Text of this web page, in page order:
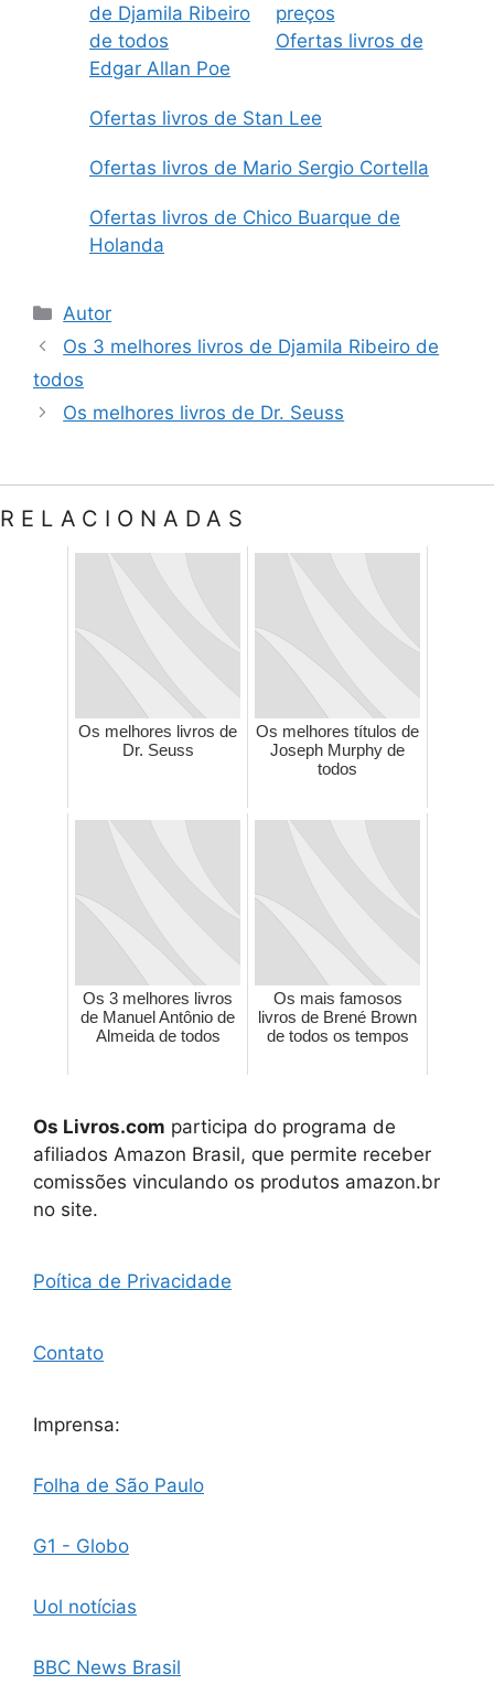
de Djamila Ribeiro
de todos
preços
Ofertas livros de
Edgar Allan Poe
Ofertas livros de Stan Lee
Ofertas livros de Mario Sergio Cortella
Ofertas livros de Chico Buarque de
Holanda
Categorias
Autor
Os 3 melhores livros de Djamila Ribeiro de
todos
Os melhores livros de Dr. Seuss
RELACIONADAS
Os melhores livros de
Dr. Seuss
Os melhores títulos de
Joseph Murphy de
todos
Os 3 melhores livros
de Manuel Antônio de
Almeida de todos
Os mais famosos
livros de Brené Brown
de todos os tempos
Os Livros.com participa do programa de
afiliados Amazon Brasil, que permite receber
comissões vinculando os produtos amazon.br
no site.
Poítica de Privacidade
Contato
Imprensa:
Folha de São Paulo
G1 - Globo
Uol notícias
BBC News Brasil